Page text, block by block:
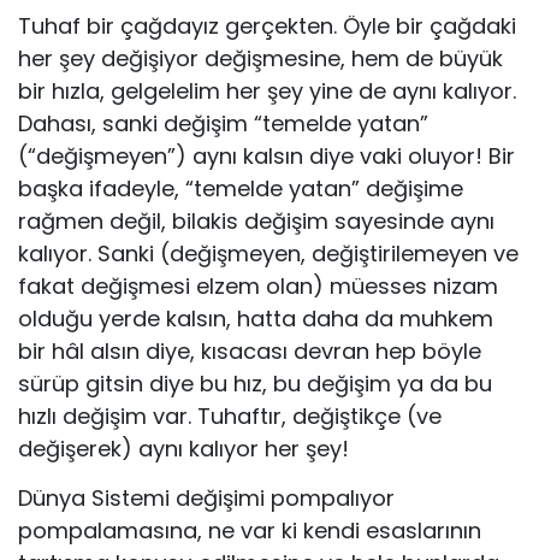
Tuhaf bir çağdayız gerçekten. Öyle bir çağdaki
her şey değişiyor değişmesine, hem de büyük
bir hızla, gelgelelim her şey yine de aynı kalıyor.
Dahası, sanki değişim “temelde yatan”
(“değişmeyen”) aynı kalsın diye vaki oluyor! Bir
başka ifadeyle, “temelde yatan” değişime
rağmen değil, bilakis değişim sayesinde aynı
kalıyor. Sanki (değişmeyen, değiştirilemeyen ve
fakat değişmesi elzem olan) müesses nizam
olduğu yerde kalsın, hatta daha da muhkem
bir hâl alsın diye, kısacası devran hep böyle
sürüp gitsin diye bu hız, bu değişim ya da bu
hızlı değişim var. Tuhaftır, değiştikçe (ve
değişerek) aynı kalıyor her şey!
Dünya Sistemi değişimi pompalıyor
pompalamasına, ne var ki kendi esaslarının